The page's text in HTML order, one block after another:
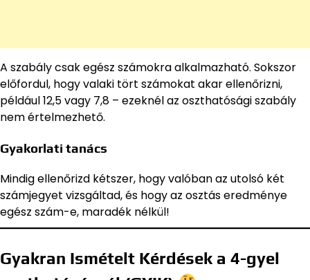
A szabály csak egész számokra alkalmazható. Sokszor
előfordul, hogy valaki tört számokat akar ellenőrizni,
például 12,5 vagy 7,8 – ezeknél az oszthatósági szabály
nem értelmezhető.
Gyakorlati tanács
Mindig ellenőrizd kétszer, hogy valóban az utolsó két
számjegyet vizsgáltad, és hogy az osztás eredménye
egész szám-e, maradék nélkül!
Gyakran Ismételt Kérdések a 4-gyel